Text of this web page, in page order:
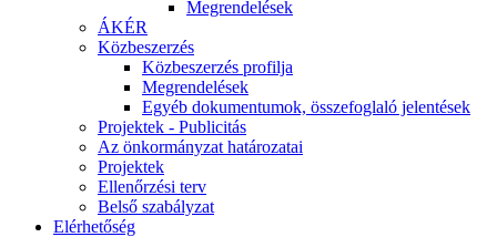
Megrendelések
ÁKÉR
Közbeszerzés
Közbeszerzés profilja
Megrendelések
Egyéb dokumentumok, összefoglaló jelentések
Projektek - Publicitás
Az önkormányzat határozatai
Projektek
Ellenőrzési terv
Belső szabályzat
Elérhetőség